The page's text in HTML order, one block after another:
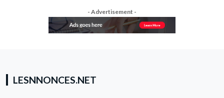
- Advertisement -
LESNNONCES.NET